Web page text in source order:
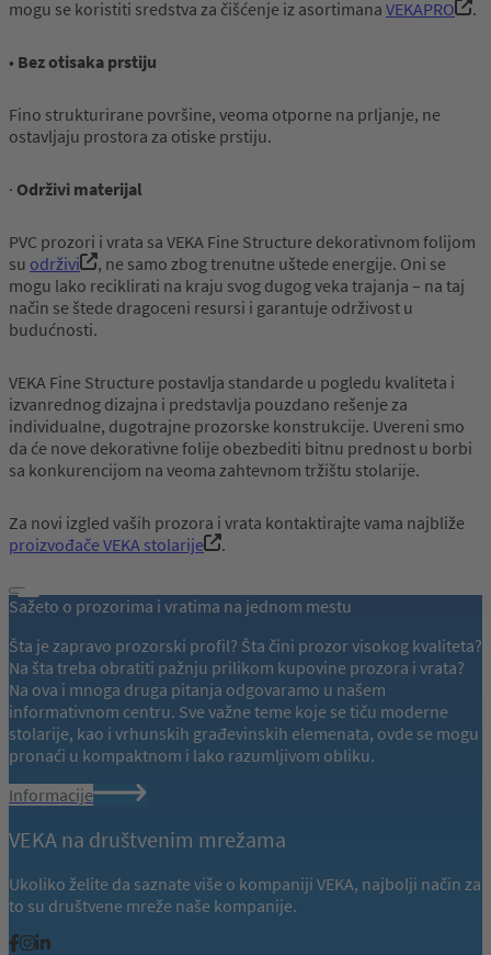
mogu se koristiti sredstva za čišćenje iz asortimana VEKAPRO .
• Bez otisaka prstiju
Fino strukturirane površine, veoma otporne na prljanje, ne
ostavljaju prostora za otiske prstiju.
· Održivi materijal
PVC prozori i vrata sa VEKA Fine Structure dekorativnom folijom
su održivi
, ne samo zbog trenutne uštede energije. Oni se
mogu lako reciklirati na kraju svog dugog veka trajanja – na taj
način se štede dragoceni resursi i garantuje održivost u
budućnosti.
VEKA Fine Structure postavlja standarde u pogledu kvaliteta i
izvanrednog dizajna i predstavlja pouzdano rešenje za
individualne, dugotrajne prozorske konstrukcije. Uvereni smo
da će nove dekorativne folije obezbediti bitnu prednost u borbi
sa konkurencijom na veoma zahtevnom tržištu stolarije.
Za novi izgled vaših prozora i vrata kontaktirajte vama najbliže
proizvođače VEKA stolarije
.
Sažeto o prozorima i vratima na jednom mestu
Šta je zapravo prozorski profil? Šta čini prozor visokog kvaliteta?
Na šta treba obratiti pažnju prilikom kupovine prozora i vrata?
Na ova i mnoga druga pitanja odgovaramo u našem
informativnom centru. Sve važne teme koje se tiču moderne
stolarije, kao i vrhunskih građevinskih elemenata, ovde se mogu
pronaći u kompaktnom i lako razumljivom obliku.
Informacije
VEKA na društvenim mrežama
Ukoliko želite da saznate više o kompaniji VEKA, najbolji način za
to su društvene mreže naše kompanije.